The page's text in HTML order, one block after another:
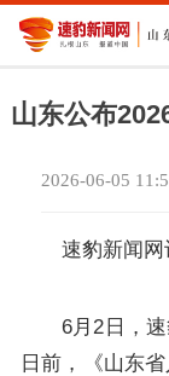
山东公布
2026-06-05
速豹新闻
6月2日，
日前，《山东